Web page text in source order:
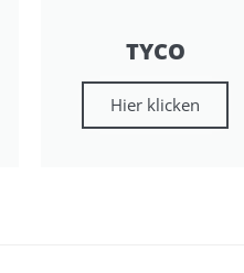
TYCO
Hier klicken